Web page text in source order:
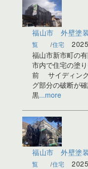
福山市 外壁塗
覧
住宅
福山市新市町の
市内で住宅の塗
前 サイディング
グ部分の破断が
黒...more
福山市 外壁塗
覧
住宅